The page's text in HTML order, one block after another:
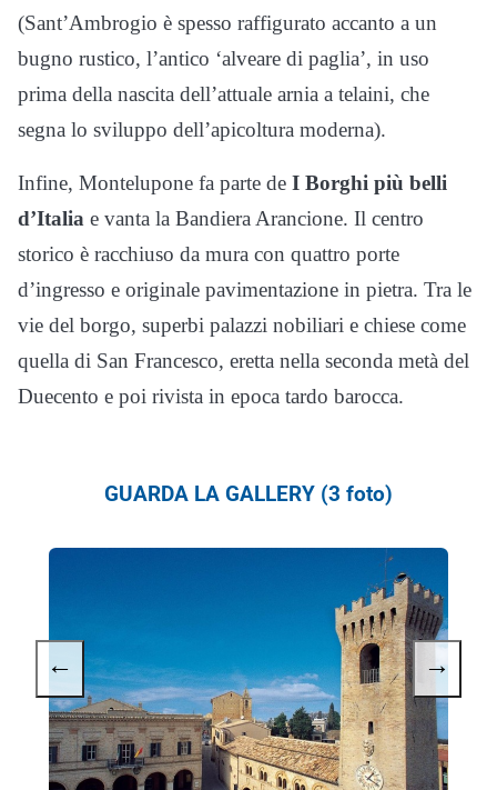
(Sant’Ambrogio è spesso raffigurato accanto a un
bugno rustico, l’antico ‘alveare di paglia’, in uso
prima della nascita dell’attuale arnia a telaini, che
segna lo sviluppo dell’apicoltura moderna).
Infine, Montelupone fa parte de I Borghi più belli
d’Italia e vanta la Bandiera Arancione. Il centro
storico è racchiuso da mura con quattro porte
d’ingresso e originale pavimentazione in pietra. Tra le
vie del borgo, superbi palazzi nobiliari e chiese come
quella di San Francesco, eretta nella seconda metà del
Duecento e poi rivista in epoca tardo barocca.
GUARDA LA GALLERY (3 foto)
← →